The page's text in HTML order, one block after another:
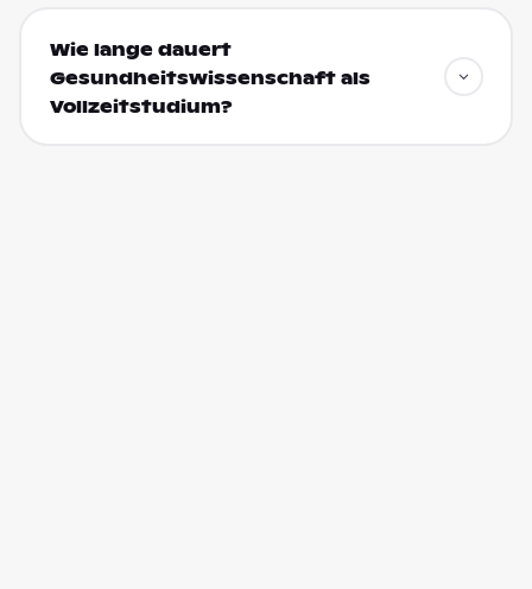
Wie lange dauert
Gesundheitswissenschaft als
Vollzeitstudium?